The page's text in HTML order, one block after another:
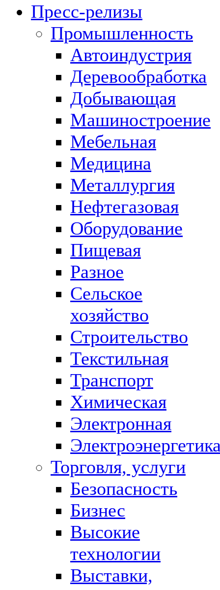
Пресс-релизы
Промышленность
Автоиндустрия
Деревообработка
Добывающая
Машиностроение
Мебельная
Медицина
Металлургия
Нефтегазовая
Оборудование
Пищевая
Разное
Сельское
хозяйство
Строительство
Текстильная
Транспорт
Химическая
Электронная
Торговля, услуги
Безопасность
Бизнес
Высокие
технологии
Выставки,